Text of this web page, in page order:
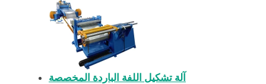
آلة تشكيل اللفة الباردة المخصصة